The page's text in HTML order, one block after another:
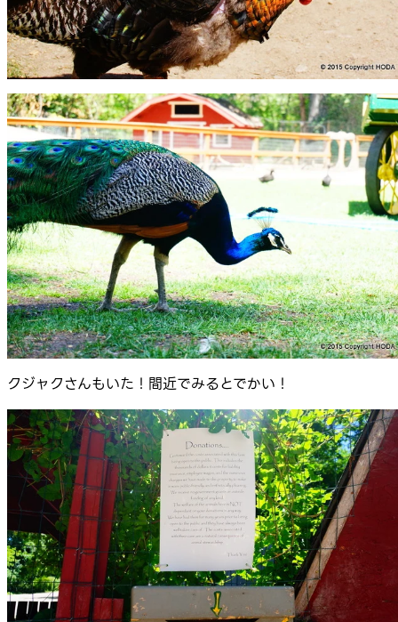
クジャクさんもいた！間近でみるとでかい！